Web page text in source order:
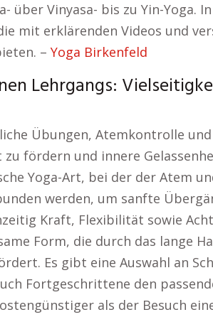
über Vinyasa- bis zu Yin-Yoga.
mit erklärenden Videos und
– Yoga Birkenfeld
Lehrgangs:
Übungen, Atemkontrolle
zu fördern und innere
Yoga-Art, bei der der Atem
werden, um sanfte
Kraft, Flexibilität sowie
Form, die durch das lange
Es gibt eine Auswahl an
Fortgeschrittene den
als der Besuch